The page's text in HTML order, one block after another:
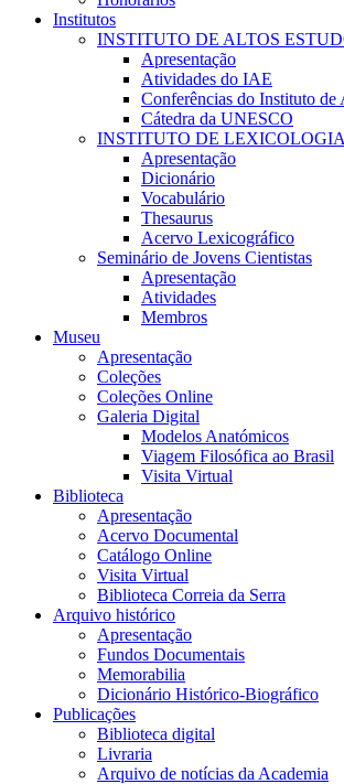
Institutos
INSTITUTO DE ALTOS
Apresentação
Atividades do IAE
Conferências do Instituto
Cátedra da UNESCO
INSTITUTO DE
Apresentação
Dicionário
Vocabulário
Thesaurus
Acervo Lexicográfico
Seminário de Jovens Cientistas
Apresentação
Atividades
Membros
Museu
Apresentação
Coleções
Coleções Online
Galeria Digital
Modelos Anatómicos
Viagem Filosófica ao Brasil
Visita Virtual
Biblioteca
Apresentação
Acervo Documental
Catálogo Online
Visita Virtual
Biblioteca Correia da Serra
Arquivo histórico
Apresentação
Fundos Documentais
Memorabilia
Dicionário Histórico-Biográfico
Publicações
Biblioteca digital
Livraria
Arquivo de notícias da Academia